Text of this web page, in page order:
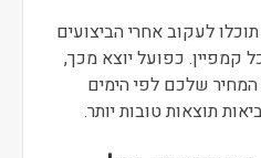
לעקוב אחרי הביצועים
קמפיין. כפועל יוצא מכך,
שלכם לפי הימים
תוצאות טובות יותר.